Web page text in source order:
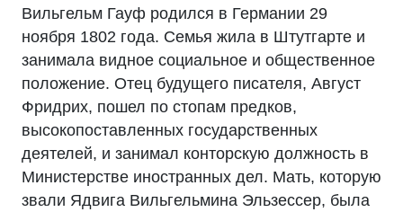
Вильгельм Гауф родился в Германии 29
ноября 1802 года. Семья жила в Штутгарте и
занимала видное социальное и общественное
положение. Отец будущего писателя, Август
Фридрих, пошел по стопам предков,
высокопоставленных государственных
деятелей, и занимал конторскую должность в
Министерстве иностранных дел. Мать, которую
звали Ядвига Вильгельмина Эльзессер, была